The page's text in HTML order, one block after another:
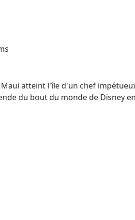
atteint l'île d'un chef
du bout du monde de Disney